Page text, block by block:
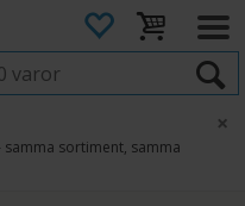
samma sortiment, samma
×